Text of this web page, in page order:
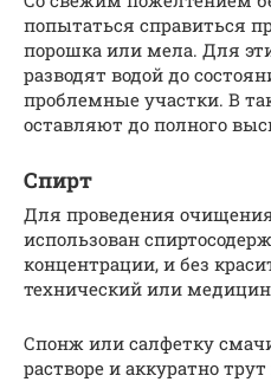
попытаться справиться
порошка или мела. Для
разводят водой до
проблемные участки. В
оставляют до полного
Спирт
Для проведения
использован
концентрации, и без
технический или
Спонж или салфетку
растворе и аккуратно